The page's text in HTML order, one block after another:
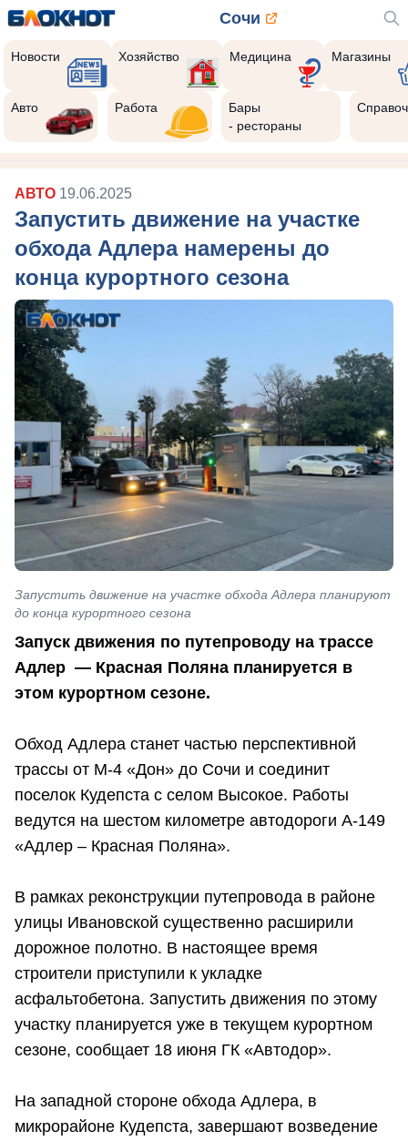
Сочи
Новости Хозяйство Медицина Магазины
Авто Работа
Бары
- рестораны
АВТО 19.06.2025
Запустить движение на участке
обхода Адлера намерены до
конца курортного сезона
Запустить движение на участке обхода Адлера планируют
до конца курортного сезона
Запуск движения по путепроводу на трассе
Адлер — Красная Поляна планируется в
этом курортном сезоне.
Обход Адлера станет частью перспективной
трассы от М-4 «Дон» до Сочи и соединит
поселок Кудепста с селом Высокое. Работы
ведутся на шестом километре автодороги А-149
«Адлер – Красная Поляна».
В рамках реконструкции путепровода в районе
улицы Ивановской существенно расширили
дорожное полотно. В настоящее время
строители приступили к укладке
асфальтобетона. Запустить движения по этому
участку планируется уже в текущем курортном
сезоне, сообщает 18 июня ГК «Автодор».
На западной стороне обхода Адлера, в
микрорайоне Кудепста, завершают возведение